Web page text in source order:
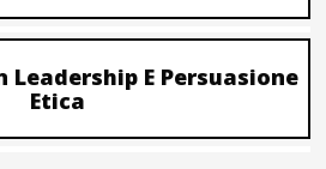
Leadership E Persuasione
Etica